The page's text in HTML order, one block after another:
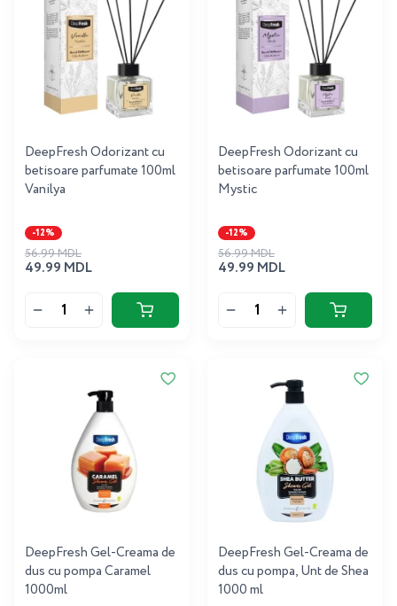
DeepFresh Odorizant cu
betisoare parfumate 100ml
Vanilya
-12%
49.99 MDL
56.99 MDL
DeepFresh Odorizant cu
betisoare parfumate 100ml
Mystic
-12%
49.99 MDL
56.99 MDL
DeepFresh Gel-Creama de
dus cu pompa Caramel
1000ml
DeepFresh Gel-Creama de
dus cu pompa, Unt de Shea
1000 ml